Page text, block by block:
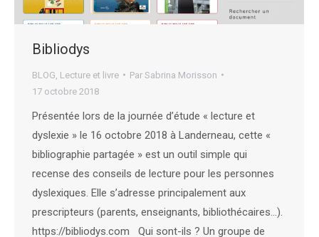
Bibliodys
BLOG Lecture et livre Par Sabrina Morisson
17 octobre 2018
Présentée lors de la journée d’étude « lecture et
dyslexie » le 16 octobre 2018 à Landerneau, cette «
bibliographie partagée » est un outil simple qui
recense des conseils de lecture pour les personnes
dyslexiques. Elle s’adresse principalement aux
prescripteurs (parents, enseignants, bibliothécaires…).
https://bibliodys.com Qui sont-ils ? Un groupe de